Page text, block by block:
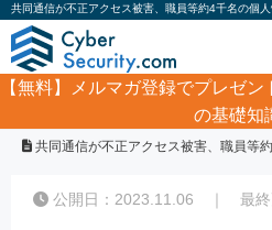
共同通信が不正アクセス被害、職員等約4千名の個
【無料】
メルマガ登録でプレゼ
の基礎知
サイバーセキュリティ・
共同通信が不正アクセス被害、職員等
公開日：2023.11.06 ｜ 最終